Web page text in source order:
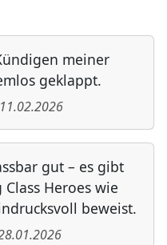
meiner
geklappt.
11.02.2026
gut – es gibt
Heroes wie
beweist.